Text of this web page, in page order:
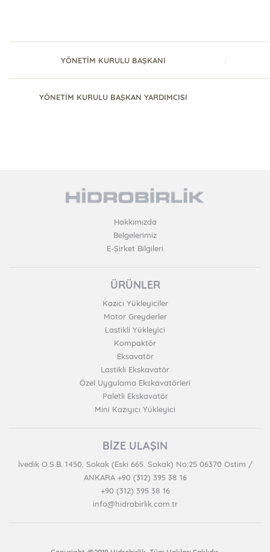
YÖNETİM KURULU BAŞKANI :
YÖNETİM KURULU BAŞKAN YARDIMCISI
Hakkımızda
Belgelerimiz
E-Şirket Bilgileri
ÜRÜNLER
Kazıcı Yükleyiciler
Motor Greyderler
Lastikli Yükleyici
Kompaktör
Eksavatör
Lastikli Ekskavatör
Özel Uygulama Ekskavatörleri
Paletli Ekskavatör
Mini Kazıyıcı Yükleyici
BİZE ULAŞIN
İvedik O.S.B. 1450. Sokak (Eski 665. Sokak) No:25 06370 Ostim /
ANKARA +90 (312) 395 38 16
+90 (312) 395 38 16
info@hidrobirlik.com.tr